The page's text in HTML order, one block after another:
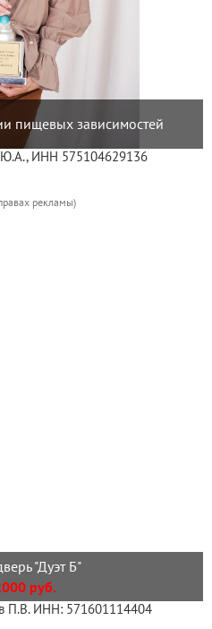
пищевых зависимостей
ИНН 575104629136
рекламы)
"Дуэт Б"
руб.
П.В. ИНН: 571601114404